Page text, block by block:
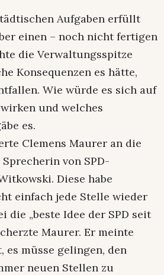
Aufgaben erfüllt
einen – noch nicht fertigen
die Verwaltungsspitze
Konsequenzen es hätte,
Wie würde es sich auf
und welches
es.
Clemens Maurer an die
von SPD-
Diese habe
einfach jede Stelle wieder
die „beste Idee der SPD seit
Maurer. Er meinte
es müsse gelingen, den
neuen Stellen zu